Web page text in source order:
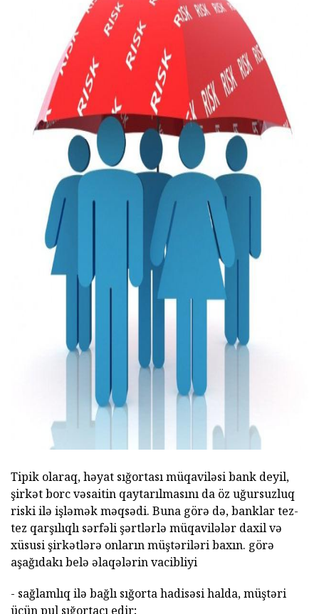
Tipik olaraq, həyat sığortası müqaviləsi bank deyil,
şirkət borc vəsaitin qaytarılmasını da öz uğursuzluq
riski ilə işləmək məqsədi. Buna görə də, banklar tez-
tez qarşılıqlı sərfəli şərtlərlə müqavilələr daxil və
xüsusi şirkətlərə onların müştəriləri baxın. görə
aşağıdakı belə əlaqələrin vacibliyi
- sağlamlıq ilə bağlı sığorta hadisəsi halda, müştəri
üçün pul sığortaçı edir;